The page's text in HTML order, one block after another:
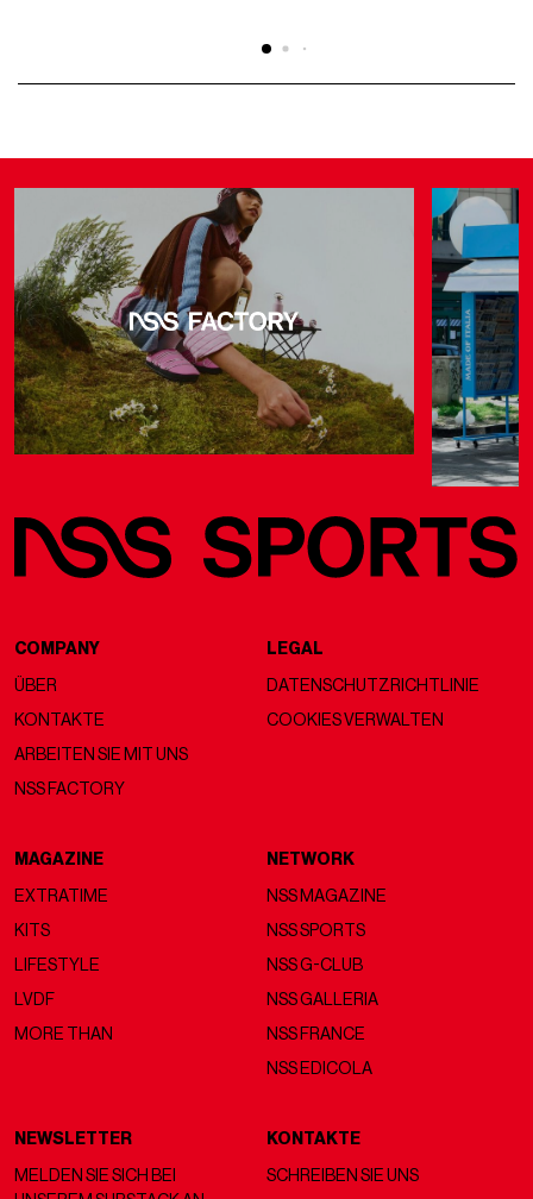
COMPANY
ÜBER
KONTAKTE
ARBEITEN SIE MIT UNS
NSS FACTORY
LEGAL
DATENSCHUTZRICHTLINIE
COOKIES VERWALTEN
MAGAZINE
EXTRATIME
KITS
LIFESTYLE
LVDF
MORE THAN
NETWORK
NSS MAGAZINE
NSS SPORTS
NSS G-CLUB
NSS GALLERIA
NSS FRANCE
NSS EDICOLA
NEWSLETTER
MELDEN SIE SICH BEI
KONTAKTE
SCHREIBEN SIE UNS